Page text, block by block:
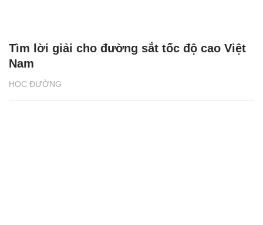
HỌC ĐƯỜNG
Tìm lời giải cho đường sắt tốc độ cao Việt
Nam